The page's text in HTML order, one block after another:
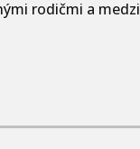
rodičmi a medzi